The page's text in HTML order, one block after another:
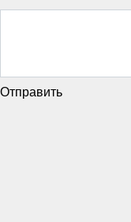
Отправить